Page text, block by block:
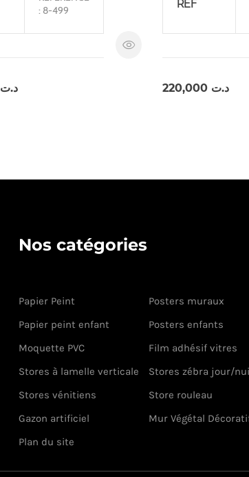
: 8-499
د.ت
REF
د.ت
Nos catégories
Papier Peint
Posters muraux
Papier peint enfant
Posters enfants
Moquette PVC
Film adhésif vitres
Stores à lamelle verticale
Stores zébra jour/
Stores vénitiens
Store rouleau
Gazon artificiel
Mur Végétal
Plan du site